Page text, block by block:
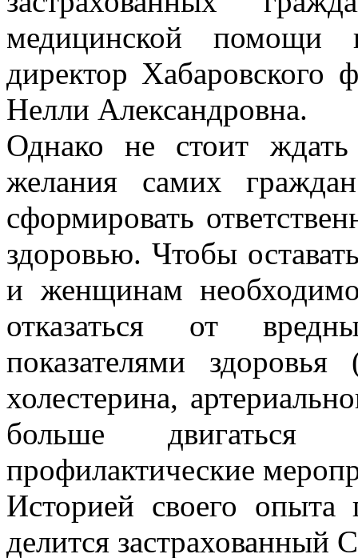
медицинской
директор
Нелли Александровна.
Однако не стоит ждать
желания самих
сформировать
здоровью. Чтобы
и женщинам
отказаться от
показателями
холестерина,
больше двигаться
профилактические
Историей своего опыта
делится застрахованный